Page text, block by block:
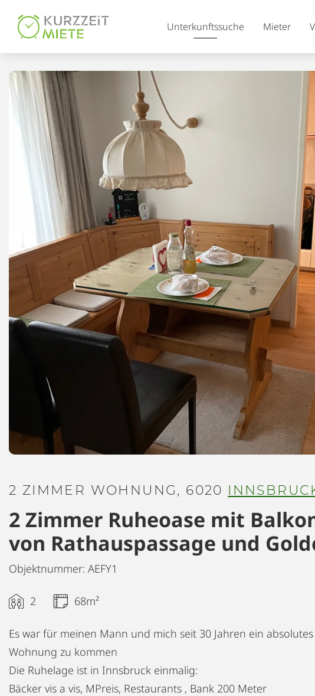
Unterkunftssuche Mieter
2 ZIMMER WOHNUNG, 6020
2 Zimmer Ruheoase mit
von Rathauspassage und
Objektnummer: AEFY1
2 68m²
Es war für meinen Mann und mich seit 30 Jahren ein
Wohnung zu kommen
Die Ruhelage ist in Innsbruck einmalig:
Bäcker vis a vis, MPreis, Restaurants , Bank 200 Meter